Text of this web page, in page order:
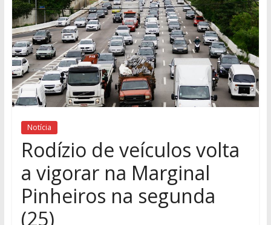
Notícia
Rodízio de veículos volta
a vigorar na Marginal
Pinheiros na segunda
(25)